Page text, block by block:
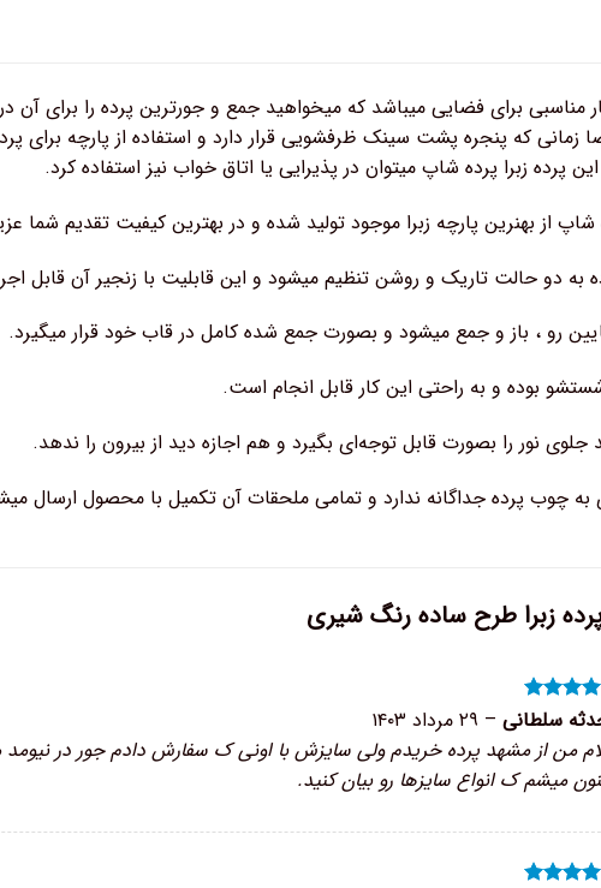
مناسبی برای فضایی میباشد که میخواهید جمع و جورترین پرده را برای آن
زمانی که پنجره پشت سینک ظرفشویی قرار دارد و استفاده از پارچه
پرده زبرا پرده شاپ میتوان در پذیرایی یا اتاق خواب نیز استفاده کرد.
شاپ از بهنرین پارچه زبرا موجود تولید شده و در بهترین کیفیت تقدیم شما
به دو حالت تاریک و روشن تنظیم میشود و این قابلیت با زنجیر آن قابل
رو ، باز و جمع میشود و بصورت جمع شده کامل در قاب خود قرار میگیرد.
بوده و به راحتی این کار قابل انجام است.
جلوی نور را بصورت قابل توجه‌ای بگیرد و هم اجازه دید از بیرون را ندهد.
به چوب پرده جداگانه ندارد و تمامی ملحقات آن تکمیل با محصول ارسال
زبرا طرح ساده رنگ شیری
۵ از
سلطانی – ۲۹ مرداد ۱۴۰۳
من از مشهد پرده خریدم ولی سایزش با اونی ک سفارش دادم جور در
میشم ک انواع سایزها رو بیان کنید.